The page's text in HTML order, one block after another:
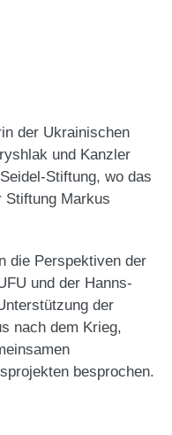
der Ukrainischen
und Kanzler
Stiftung, wo das
Stiftung Markus
die Perspektiven der
und der Hanns-
der
nach dem Krieg,
besprochen.